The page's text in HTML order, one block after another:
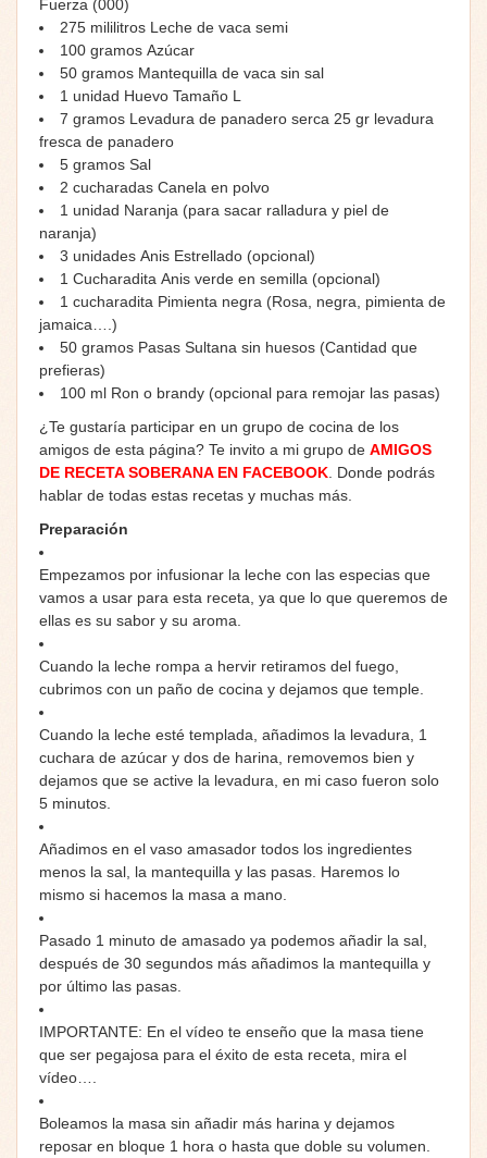
Fuerza (000)
275 mililitros Leche de vaca semi
100 gramos Azúcar
50 gramos Mantequilla de vaca sin sal
1 unidad Huevo Tamaño L
7 gramos Levadura de panadero serca 25 gr levadura
fresca de panadero
5 gramos Sal
2 cucharadas Canela en polvo
1 unidad Naranja (para sacar ralladura y piel de
naranja)
3 unidades Anis Estrellado (opcional)
1 Cucharadita Anis verde en semilla (opcional)
1 cucharadita Pimienta negra (Rosa, negra, pimienta de
jamaica….)
50 gramos Pasas Sultana sin huesos (Cantidad que
prefieras)
100 ml Ron o brandy (opcional para remojar las pasas)
¿Te gustaría participar en un grupo de cocina de los
amigos de esta página? Te invito a mi grupo de AMIGOS
DE RECETA SOBERANA EN FACEBOOK . Donde podrás
hablar de todas estas recetas y muchas más.
Preparación
Empezamos por infusionar la leche con las especias que
vamos a usar para esta receta, ya que lo que queremos de
ellas es su sabor y su aroma.
Cuando la leche rompa a hervir retiramos del fuego,
cubrimos con un paño de cocina y dejamos que temple.
Cuando la leche esté templada, añadimos la levadura, 1
cuchara de azúcar y dos de harina, removemos bien y
dejamos que se active la levadura, en mi caso fueron solo
5 minutos.
Añadimos en el vaso amasador todos los ingredientes
menos la sal, la mantequilla y las pasas. Haremos lo
mismo si hacemos la masa a mano.
Pasado 1 minuto de amasado ya podemos añadir la sal,
después de 30 segundos más añadimos la mantequilla y
por último las pasas.
IMPORTANTE: En el vídeo te enseño que la masa tiene
que ser pegajosa para el éxito de esta receta, mira el
vídeo….
Boleamos la masa sin añadir más harina y dejamos
reposar en bloque 1 hora o hasta que doble su volumen.